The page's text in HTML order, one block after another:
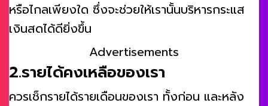
หรือไกลเพียงใด ซึ่งจะช่วยให้เรานั้นบริหารกระแส
เงินสดได้ดียิ่งขึ้น
Advertisements
2.รายได้คงเหลือของเรา
ควรเช็กรายได้รายเดือนของเรา ทั้งก่อน และหลัง